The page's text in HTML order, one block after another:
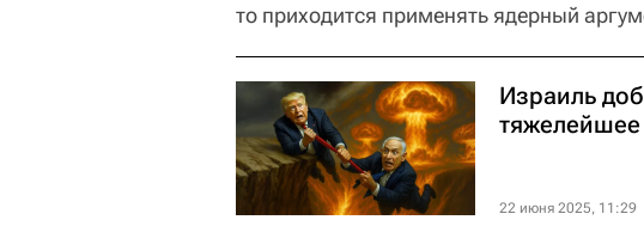
то приходится применять ядерный
Израиль
22 июня 2025, 11:29